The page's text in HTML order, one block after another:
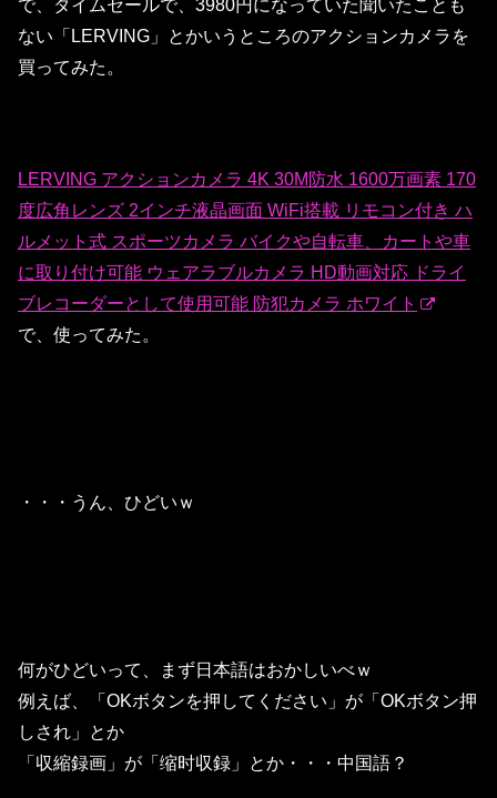
で、タイムセールで、3980円になっていた聞いたことも
ない「LERVING」とかいうところのアクションカメラを
買ってみた。
LERVING アクションカメラ 4K 30M防水 1600万画素 170
度広角レンズ 2インチ液晶画面 WiFi搭載 リモコン付き ハ
ルメット式 スポーツカメラ バイクや自転車、カートや車
に取り付け可能 ウェアラブルカメラ HD動画対応 ドライ
ブレコーダーとして使用可能 防犯カメラ ホワイト
で、使ってみた。
・・・うん、ひどいｗ
何がひどいって、まず日本語はおかしいべｗ
例えば、「OKボタンを押してください」が「OKボタン押
しされ」とか
「収縮録画」が「缩时収録」とか・・・中国語？